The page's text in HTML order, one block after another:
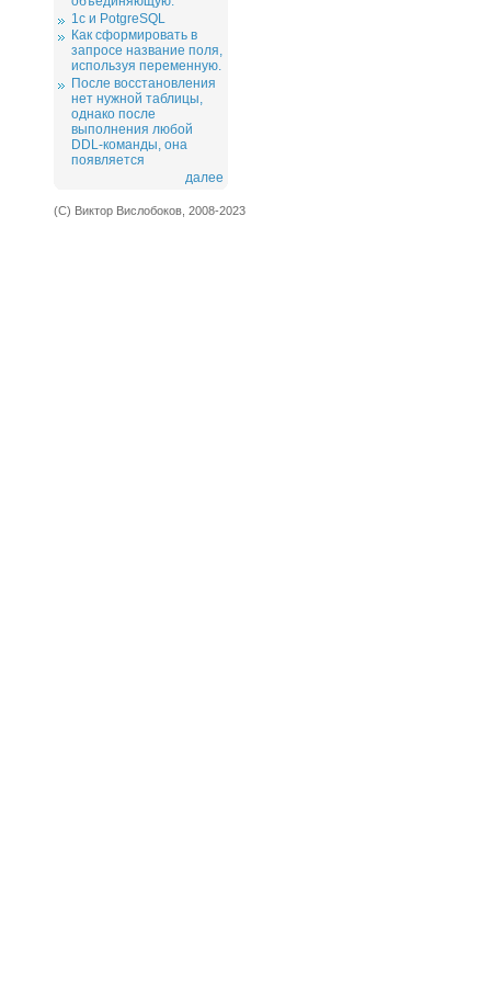
1c и PotgreSQL
Как сформировать в
запросе название поля,
используя переменную.
После восстановления
нет нужной таблицы,
однако после
выполнения любой
DDL-команды, она
появляется
далее
(С) Виктор Вислобоков, 2008-2023